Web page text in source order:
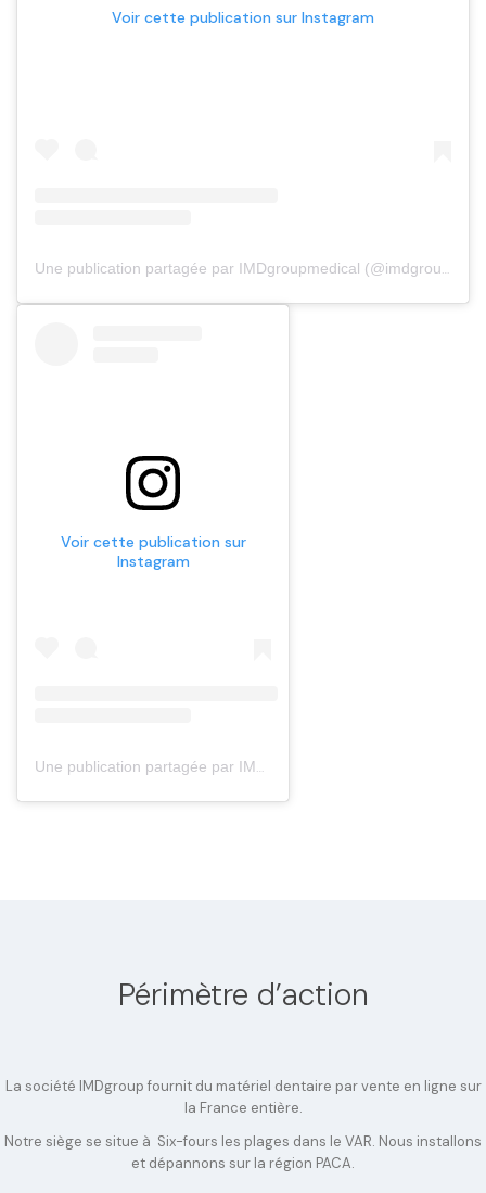
Voir cette publication sur Instagram
Une publication partagée par IMDgroupmedical (@imdgroupmedical)
Voir cette publication sur
Instagram
Une publication partagée par IMDgroupmedical (@imdgroupmedical)
Périmètre d’action
La société IMDgroup fournit du matériel dentaire par vente en ligne sur
la France entière.
Notre siège se situe à Six-fours les plages dans le VAR. Nous installons
et dépannons sur la région PACA.